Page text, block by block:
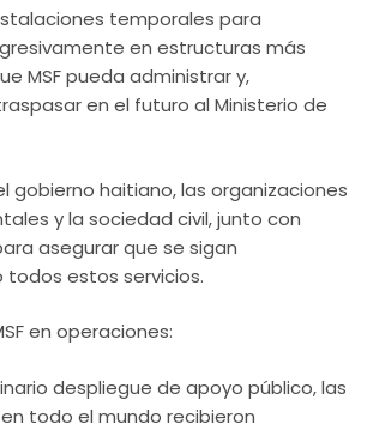
temporales para
en estructuras más
MSF pueda administrar y,
en el futuro al Ministerio de
gobierno haitiano, las organizaciones
y la sociedad civil, junto con
asegurar que se sigan
estos servicios.
en operaciones:
despliegue de apoyo público, las
en todo el mundo recibieron